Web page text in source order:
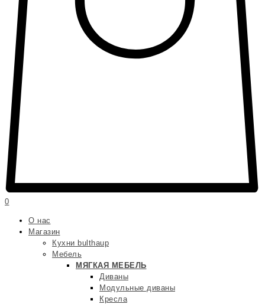
0
О нас
Магазин
Кухни bulthaup
Мебель
МЯГКАЯ МЕБЕЛЬ
Диваны
Модульные диваны
Кресла